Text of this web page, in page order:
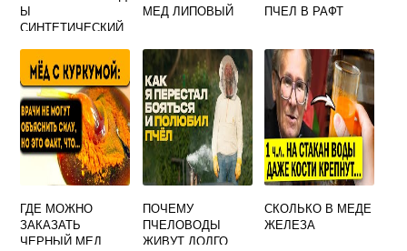
Ы
СИНТЕТИЧЕСКИЙ
ПЧЕЛ
МЕД ЛИПОВЫЙ
ПЧЕЛ В РАФТ
ГДЕ МОЖНО
ЗАКАЗАТЬ
ЧЕРНЫЙ МЕД
ПОЧЕМУ
ПЧЕЛОВОДЫ
ЖИВУТ ДОЛГО
СКОЛЬКО В МЕДЕ
ЖЕЛЕЗА